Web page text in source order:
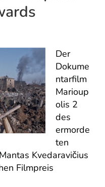
Der
Dokume
ntarfilm
Marioup
olis 2
des
ermorde
ten
Kvedaravičius
Filmpreis